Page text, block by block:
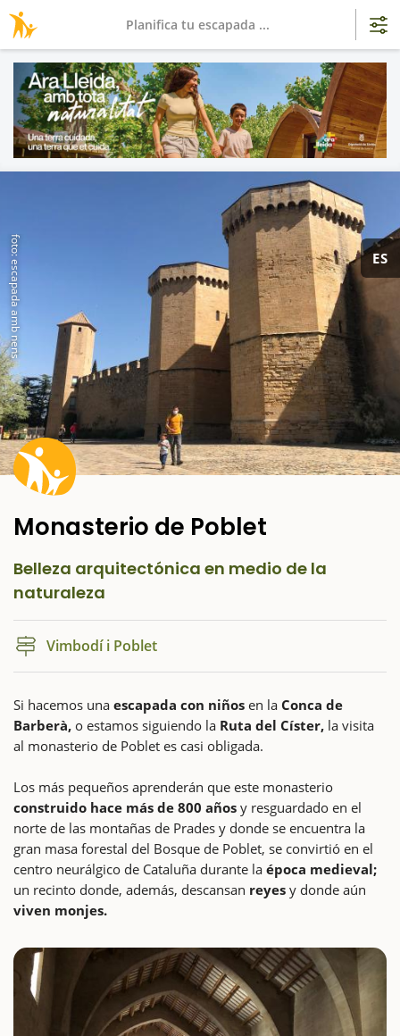
ES
Monasterio de Poblet
foto: escapada amb nens
Belleza arquitectónica en medio de la
naturaleza
Vimbodí i Poblet
Si hacemos una escapada con niños en la Conca de
Barberà, o estamos siguiendo la Ruta del Císter, la visita
al monasterio de Poblet es casi obligada.
Los más pequeños aprenderán que este monasterio
construido hace más de 800 años y resguardado en el
norte de las montañas de Prades y donde se encuentra la
gran masa forestal del Bosque de Poblet, se convirtió en el
centro neurálgico de Cataluña durante la época medieval;
un recinto donde, además, descansan reyes y donde aún
viven monjes.
Planifica tu escapada ...